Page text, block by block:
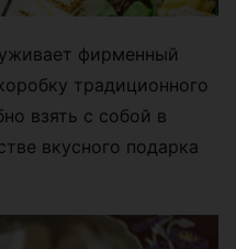
фирменный
традиционного
взять с собой в
вкусного подарка